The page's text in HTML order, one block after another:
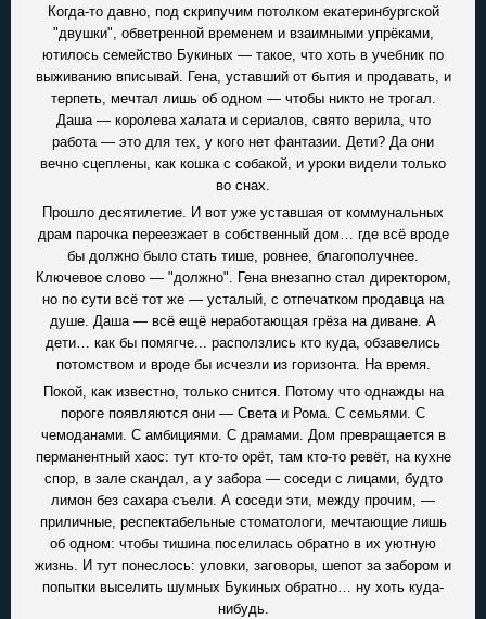
Когда-то давно, под скрипучим потолком екатеринбургской
"двушки", обветренной временем и взаимными упрёками,
ютилось семейство Букиных — такое, что хоть в учебник по
выживанию вписывай. Гена, уставший от бытия и продавать, и
терпеть, мечтал лишь об одном — чтобы никто не трогал.
Даша — королева халата и сериалов, свято верила, что
работа — это для тех, у кого нет фантазии. Дети? Да они
вечно сцеплены, как кошка с собакой, и уроки видели только
во снах.
Прошло десятилетие. И вот уже уставшая от коммунальных
драм парочка переезжает в собственный дом… где всё вроде
бы должно было стать тише, ровнее, благополучнее.
Ключевое слово — "должно". Гена внезапно стал директором,
но по сути всё тот же — усталый, с отпечатком продавца на
душе. Даша — всё ещё неработающая грёза на диване. А
дети… как бы помягче... расползлись кто куда, обзавелись
потомством и вроде бы исчезли из горизонта. На время.
Покой, как известно, только снится. Потому что однажды на
пороге появляются они — Света и Рома. С семьями. С
чемоданами. С амбициями. С драмами. Дом превращается в
перманентный хаос: тут кто-то орёт, там кто-то ревёт, на кухне
спор, в зале скандал, а у забора — соседи с лицами, будто
лимон без сахара съели. А соседи эти, между прочим, —
приличные, респектабельные стоматологи, мечтающие лишь
об одном: чтобы тишина поселилась обратно в их уютную
жизнь. И тут понеслось: уловки, заговоры, шепот за забором и
попытки выселить шумных Букиных обратно… ну хоть куда-
нибудь.